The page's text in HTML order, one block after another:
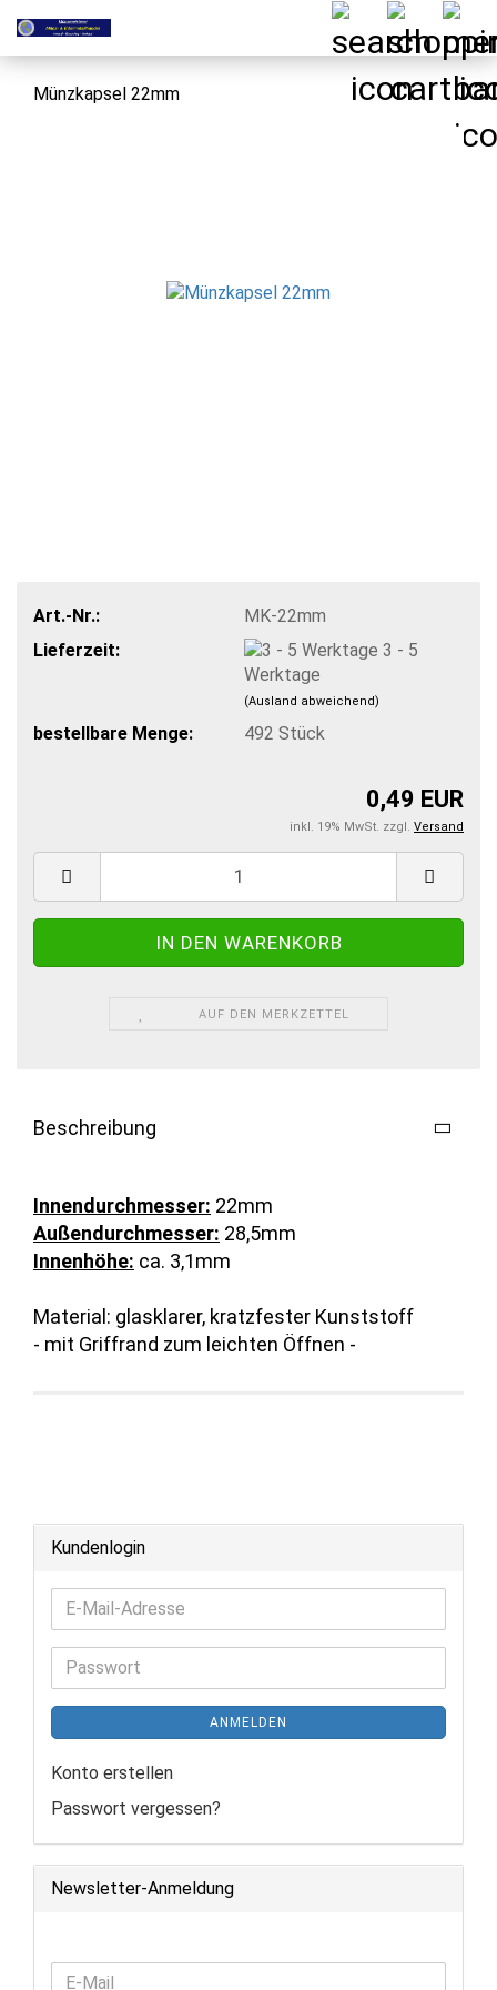
Münzkapsel 22mm
Art.-Nr.:
MK-22mm
Lieferzeit:
3 - 5
Werktage
(Ausland abweichend)
bestellbare Menge: 492 Stück
0,49 EUR
inkl. 19% MwSt. zzgl. Versand
AUF DEN MERKZETTEL
Beschreibung
Innendurchmesser: 22mm
Außendurchmesser: 28,5mm
Innenhöhe: ca. 3,1mm
Material: glasklarer, kratzfester Kunststoff
- mit Griffrand zum leichten Öffnen -
Kundenlogin
E-
Mail-
Adresse
Passwort
ANMELDEN
Konto erstellen
Passwort vergessen?
Newsletter-Anmeldung
WEITER
E-